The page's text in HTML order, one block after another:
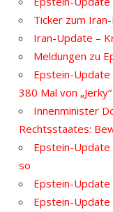
Ticker zum
Iran-Update –
Meldungen zu
Epstein-
380 Mal von
Innenminister
Rechtsstaates:
Epstein-Update
so
Epstein-Update
Epstein-Update